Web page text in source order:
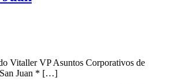
Vitaller VP Asuntos Corporativos de
San Juan * […]